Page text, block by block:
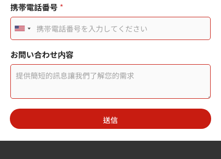
您
的
市
內
電
話
携帯電話番号 *
U
n
i
t
e
d
S
t
您
的
市
內
話
行
動
電
話
お問い合わせ内容
送信